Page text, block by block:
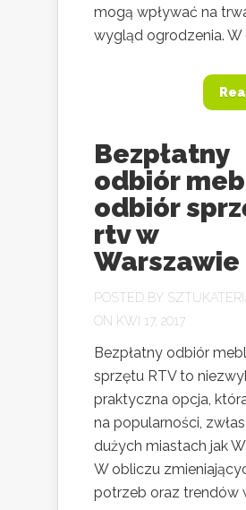
mogą wpływać na
wygląd ogrodzenia. W
Bezpłatny
odbiór
odbiór
rtv w
Warszawie
POSTED BY
ON KWI 17, 2017
Bezpłatny odbiór
sprzętu RTV to
praktyczna opcja,
na popularności,
dużych miastach jak
W obliczu
potrzeb oraz trendów